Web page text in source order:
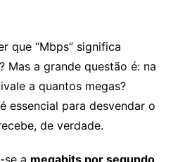
que “Mbps” significa
Mas a grande questão é: na
a quantos megas?
essencial para desvendar o
de verdade.